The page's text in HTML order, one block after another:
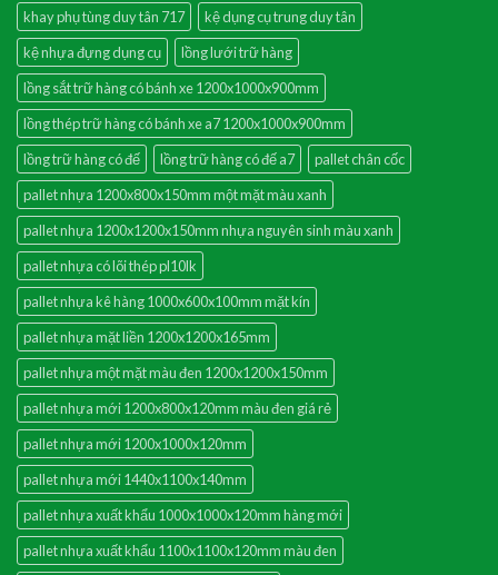
khay phụ tùng duy tân 717
kệ dụng cụ trung duy tân
kệ nhựa đựng dụng cụ
lồng lưới trữ hàng
lồng sắt trữ hàng có bánh xe 1200x1000x900mm
lồng thép trữ hàng có bánh xe a7 1200x1000x900mm
lồng trữ hàng có đế
lồng trữ hàng có đế a7
pallet chân cốc
pallet nhựa 1200x800x150mm một mặt màu xanh
pallet nhựa 1200x1200x150mm nhựa nguyên sinh màu xanh
pallet nhựa có lõi thép pl10lk
pallet nhựa kê hàng 1000x600x100mm mặt kín
pallet nhựa mặt liền 1200x1200x165mm
pallet nhựa một mặt màu đen 1200x1200x150mm
pallet nhựa mới 1200x800x120mm màu đen giá rẻ
pallet nhựa mới 1200x1000x120mm
pallet nhựa mới 1440x1100x140mm
pallet nhựa xuất khẩu 1000x1000x120mm hàng mới
pallet nhựa xuất khẩu 1100x1100x120mm màu đen